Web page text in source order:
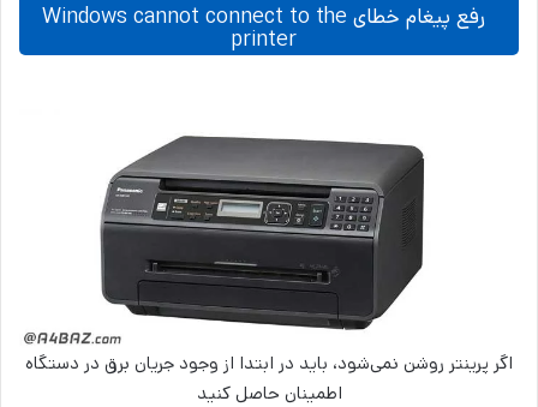
رفع پیغام خطای Windows cannot connect to the
printer
اگر پرینتر روشن نمی‌شود، باید در ابتدا از وجود جریان برق در دستگاه
اطمینان حاصل کنید